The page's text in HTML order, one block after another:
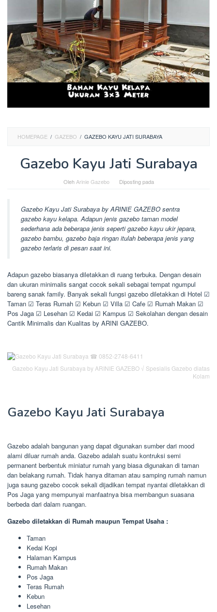
HOMEPAGE / GAZEBO / GAZEBO KAYU JATI SURABAYA
Gazebo Kayu Jati Surabaya
Oleh Arinie Gazebo Diposting pada
Gazebo Kayu Jati Surabaya by ARINIE GAZEBO sentra
gazebo kayu kelapa. Adapun jenis gazebo taman model
sederhana ada beberapa jenis seperti gazebo kayu ukir jepara,
gazebo bambu, gazebo baja ringan itulah beberapa jenis yang
gazebo terlaris di pesan saat ini.
Adapun gazebo biasanya diletakkan di ruang terbuka. Dengan desain
dan ukuran minimalis sangat cocok sekali sebagai tempat ngumpul
bareng sanak family. Banyak sekali fungsi gazebo diletakkan di Hotel ☑
Taman ☑ Teras Rumah ☑ Kebun ☑ Villa ☑ Cafe ☑ Rumah Makan ☑
Pos Jaga ☑ Lesehan ☑ Kedai ☑ Kampus ☑ Sekolahan dengan desain
Cantik Minimalis dan Kualitas by ARINI GAZEBO.
Gazebo Kayu Jati Surabaya by ARINIE GAZEBO √ Spesialis Gazebo diatas
Kolam
Gazebo Kayu Jati Surabaya
Gazebo adalah bangunan yang dapat digunakan sumber dari mood
alami diluar rumah anda. Gazebo adalah suatu kontruksi semi
permanent berbentuk miniatur rumah yang biasa digunakan di taman
dan belakang rumah. Tidak hanya ditaman atau samping rumah namun
juga saung gazebo cocok sekali dijadikan tempat nyantai diletakkan di
Pos Jaga yang mempunyai manfaatnya bisa membangun suasana
berbeda dari dalam ruangan.
Gazebo diletakkan di Rumah maupun Tempat Usaha :
Taman
Kedai Kopi
Halaman Kampus
Rumah Makan
Pos Jaga
Teras Rumah
Kebun
Lesehan